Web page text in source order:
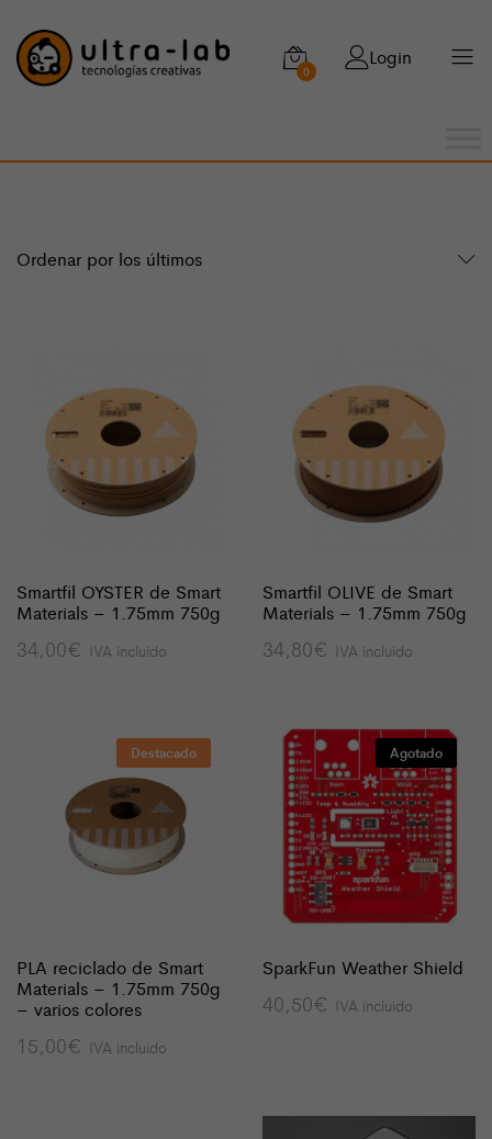
0
Login
Ordenar por los últimos
Smartfil OYSTER de Smart
Materials – 1.75mm 750g
34,00€ IVA incluido
Smartfil OLIVE de Smart
Materials – 1.75mm 750g
34,80€ IVA incluido
Destacado
PLA reciclado de Smart
Materials – 1.75mm 750g
– varios colores
15,00€ IVA incluido
Agotado
SparkFun Weather Shield
40,50€ IVA incluido